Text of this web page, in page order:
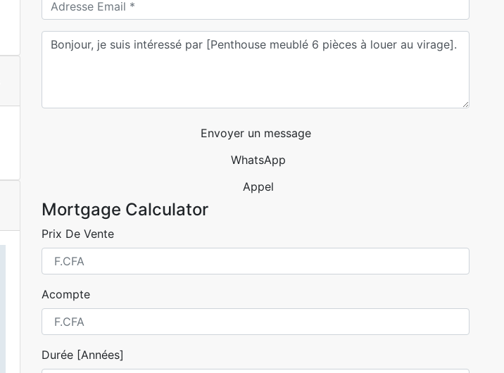
Envoyer un message
WhatsApp
Appel
Mortgage Calculator
Prix De Vente
Acompte
Durée [Années]